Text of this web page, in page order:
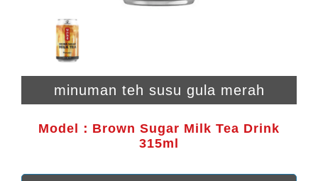
minuman teh susu gula merah
Model：Brown Sugar Milk Tea Drink
315ml